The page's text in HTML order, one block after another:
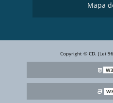
Mapa
Copyright © CD. (Lei